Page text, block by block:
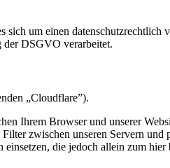
um einen datenschutzrechtlich
der DSGVO verarbeitet.
„Cloudflare”).
Ihrem Browser und unserer
zwischen unseren Servern und
die jedoch allein zum